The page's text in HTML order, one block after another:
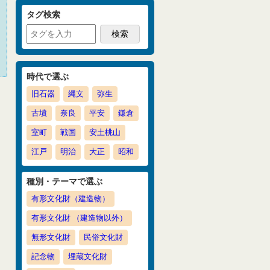
タグ検索
時代で選ぶ
旧石器 縄文 弥生
古墳 奈良 平安 鎌倉
室町 戦国 安土桃山
江戸 明治 大正 昭和
種別・テーマで選ぶ
有形文化財（建造物）
有形文化財 （建造物以外）
無形文化財 民俗文化財
記念物 埋蔵文化財